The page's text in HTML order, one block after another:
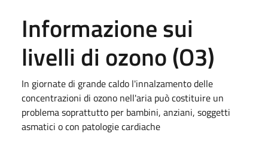
Informazione sui
livelli di ozono (O3)
In giornate di grande caldo l'innalzamento delle
concentrazioni di ozono nell'aria può costituire un
problema soprattutto per bambini, anziani, soggetti
asmatici o con patologie cardiache